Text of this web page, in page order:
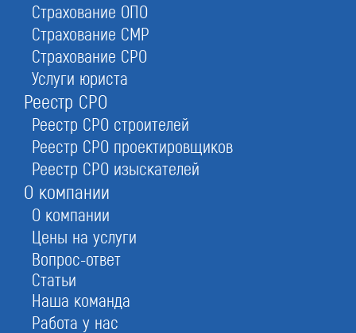
Страхование ОПО
Страхование СМР
Страхование СРО
Услуги юриста
Реестр СРО
Реестр СРО строителей
Реестр СРО проектировщиков
Реестр СРО изыскателей
О компании
О компании
Цены на услуги
Вопрос-ответ
Статьи
Наша команда
Работа у нас
Платежи в СРО:
Взнос в компенсационный фонд
Вступительный взнос